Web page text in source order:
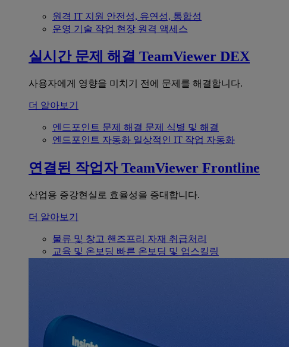
원격 IT 지원 안전성, 유연성, 통합성
운영 기술 작업 현장 원격 액세스
실시간 문제 해결 TeamViewer DEX
사용자에게 영향을 미치기 전에 문제를 해결합니다.
더 알아보기
엔드포인트 문제 해결 문제 식별 및 해결
엔드포인트 자동화 일상적인 IT 작업 자동화
연결된 작업자 TeamViewer Frontline
산업용 증강현실로 효율성을 증대합니다.
더 알아보기
물류 및 창고 핸즈프리 자재 취급처리
교육 및 온보딩 빠른 온보딩 및 업스킬링